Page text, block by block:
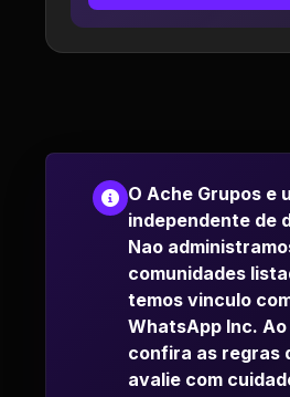
O Ache Grupos e
independente de
Nao
comunidades
temos vinculo
WhatsApp Inc.
confira as regras
avalie com